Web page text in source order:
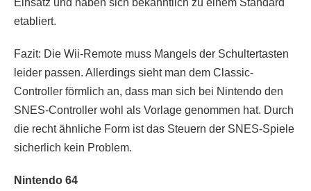
Einsatz und haben sich bekanntlich zu einem Standard
etabliert.
Fazit: Die Wii-Remote muss Mangels der Schultertasten
leider passen. Allerdings sieht man dem Classic-
Controller förmlich an, dass man sich bei Nintendo den
SNES-Controller wohl als Vorlage genommen hat. Durch
die recht ähnliche Form ist das Steuern der SNES-Spiele
sicherlich kein Problem.
Nintendo 64